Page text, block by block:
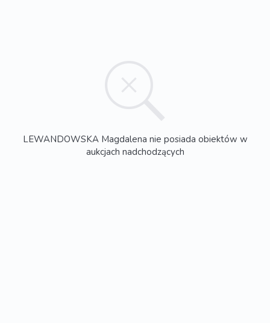
LEWANDOWSKA Magdalena nie posiada obiektów w
aukcjach nadchodzących